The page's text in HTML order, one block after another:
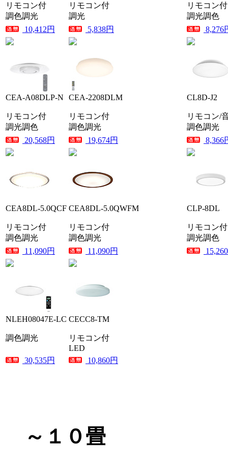
リモコン付
調色調光
10,412円
リモコン付
調光
5,838円
リモコン付
調光調色
8,276
CEA-A08DLP-N
リモコン付
調光調色
20,568円
CEA-2208DLM
リモコン付
調色調光
19,674円
CL8D-J2
リモコン/
調色調光
8,366
CEA8DL-5.0QCF
リモコン付
調色調光
11,090円
CEA8DL-5.0QWFM
リモコン付
調色調光
11,090円
CLP-8DL
リモコン付
調光調色
NLEH08047E-LC
調色調光
30,535円
CECC8-TM
リモコン付
LED
10,860円
～１０畳